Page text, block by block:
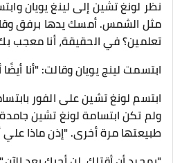
نظر لونغ تشين إلى لينغ يويان
مثل الشمس. أمسك يدها برفق
تعلمين؟ في الحقيقة، أنا معجب بك
ابتسمت لينج يويان وقالت: "أنا
ابتسم لونغ تشين على الفور
ولم تكن ابتسامة لونغ تشين
طبيعتها مرة أخرى. "إذن ماذا